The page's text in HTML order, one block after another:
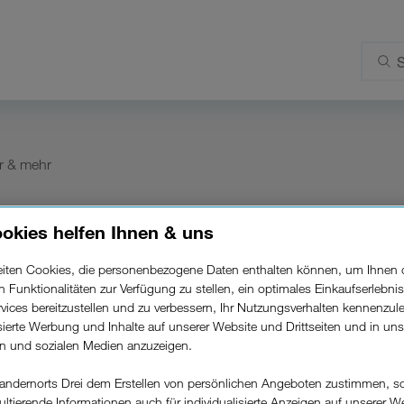
& mehr
Methode, die ich bei der
ändern?
nicht einsehbar. Falls du sie nicht mehr
kostenlos mit deinem up-Abo) oder 0800 30 30
helfen Ihnen & uns
Cookies, die personenbezogene Daten enthalten können, um Ihnen
Funktionalitäten zur Verfügung zu stellen, ein optimales
bereitzustellen und zu verbessern, Ihr Nutzungsverhalten
Werbung und Inhalte auf unserer Website und Drittseiten und in
und sozialen Medien anzuzeigen.
Drei dem Erstellen von persönlichen Angeboten zustimmen,